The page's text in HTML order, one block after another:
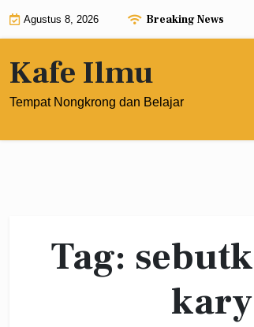
Agustus 8, 2026 Breaking News
Eksponen dengan Pangkat 0:
Kafe Ilmu
Tempat Nongkrong dan Belajar
Tag: